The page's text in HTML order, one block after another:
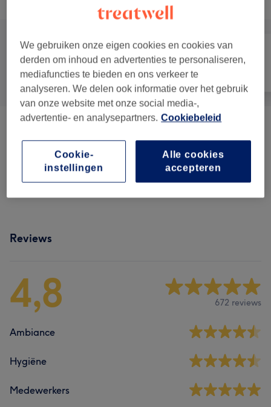
Alle Nagels
1) €2,50
Reviews
4,8 672 reviews
Ambiance
Hygiëne
Medewerkers
We gebruiken onze eigen cookies en cookies van
derden om inhoud en advertenties te personaliseren,
mediafuncties te bieden en ons verkeer te
analyseren. We delen ook informatie over het gebruik
van onze website met onze social media-,
advertentie- en analysepartners. Cookiebeleid
Alle cookies
accepteren
Cookie-
instellingen